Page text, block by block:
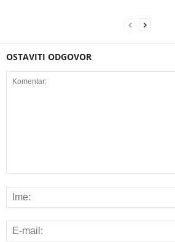
OSTAVITI ODGOVOR